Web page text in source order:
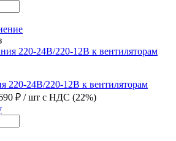
220-24В/220-12В к вентиляторам
₽ / шт с НДС (22%)